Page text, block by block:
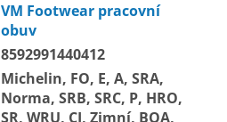
VM Footwear pracovní
obuv
8592991440412
Michelin, FO, E, A, SRA,
Norma, SRB, SRC, P, HRO,
SR, WRU, CI, Zimní, BOA,